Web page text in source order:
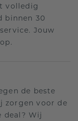
volledig
binnen 30
Jouw
de beste
zorgen voor de
deal? Wij